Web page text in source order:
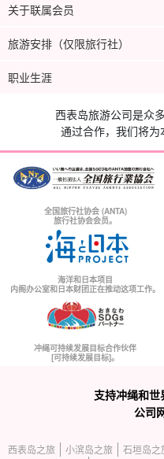
关于联属会员
旅游安排（仅限旅行社）
职业生涯
西表岛旅游公司是众
通过合作，我们将为
全国旅行社协会 (ANTA)
旅行社协会会员。
海洋和日本项目
内阁办公室和日本财团正在推动这项工作。
冲绳可持续发展目标合作伙伴
[可持续发展目标]。
支持冲绳和世
公司
西表岛之旅 小滨岛之旅 石垣岛之